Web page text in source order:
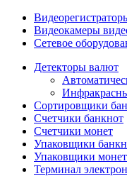
Видеокамеры
Сетевое
Детекторы валют
Сортировщики
Счетчики банкнот
Счетчики монет
Упаковщики
Упаковщики монет
Терминал